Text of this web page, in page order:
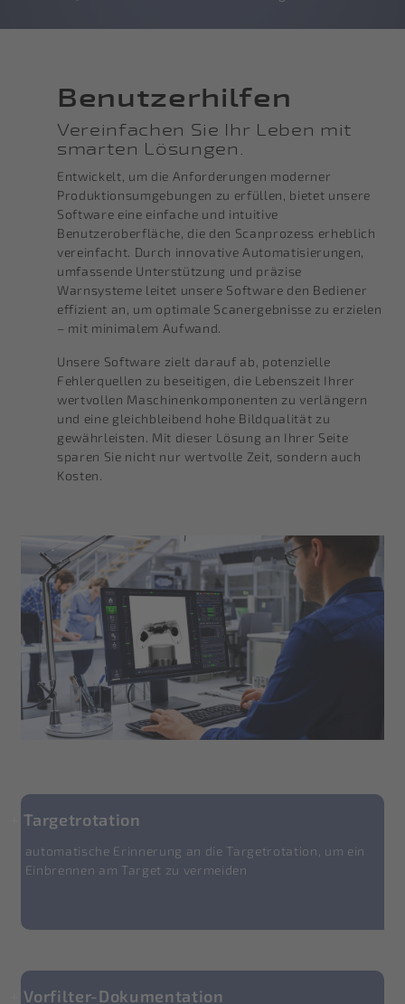
Benutzerhilfen
Vereinfachen Sie Ihr Leben mit
smarten Lösungen.
Entwickelt, um die Anforderungen moderner
Produktionsumgebungen zu erfüllen, bietet unsere
Software eine einfache und intuitive
Benutzeroberfläche, die den Scanprozess erheblich
vereinfacht. Durch innovative Automatisierungen,
umfassende Unterstützung und präzise
Warnsysteme leitet unsere Software den Bediener
effizient an, um optimale Scanergebnisse zu erzielen
– mit minimalem Aufwand.
Unsere Software zielt darauf ab, potenzielle
Fehlerquellen zu beseitigen, die Lebenszeit Ihrer
wertvollen Maschinenkomponenten zu verlängern
und eine gleichbleibend hohe Bildqualität zu
gewährleisten. Mit dieser Lösung an Ihrer Seite
sparen Sie nicht nur wertvolle Zeit, sondern auch
Kosten.
Targetrotation
automatische Erinnerung an die Targetrotation, um ein
Einbrennen am Target zu vermeiden
Vorfilter-Dokumentation